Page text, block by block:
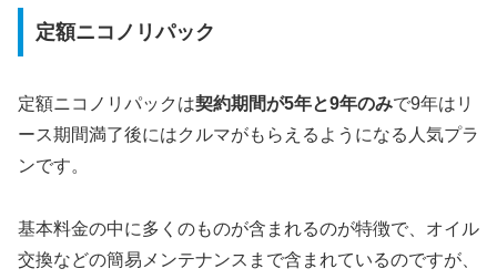
定額ニコノリパック
定額ニコノリパックは契約期間が5年と9年のみで9年はリ
ース期間満了後にはクルマがもらえるようになる人気プラ
ンです。
基本料金の中に多くのものが含まれるのが特徴で、オイル
交換などの簡易メンテナンスまで含まれているのですが、